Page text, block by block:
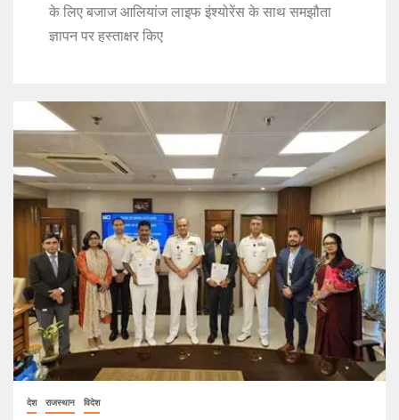
के लिए बजाज आलियांज लाइफ इंश्योरेंस के साथ समझौता
ज्ञापन पर हस्ताक्षर किए
देश राजस्थान विदेश